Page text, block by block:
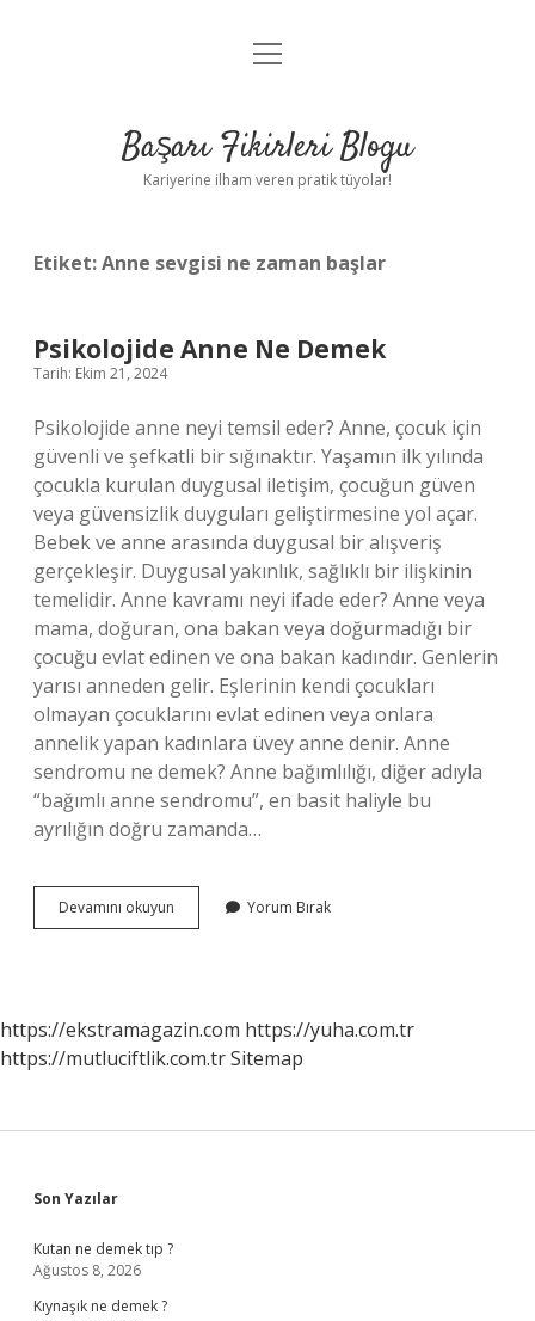
Anasayfa
Yasal Uyarı
menüyü
Başarı Fikirleri Blogu
Kariyerine ilham veren pratik tüyolar!
Etiket:Anne sevgisi ne zaman başlar
Psikolojide Anne Ne Demek
Tarih: Ekim 21, 2024
Psikolojide anne neyi temsil eder? Anne, çocuk için
güvenli ve şefkatli bir sığınaktır. Yaşamın ilk yılında
çocukla kurulan duygusal iletişim, çocuğun güven
veya güvensizlik duyguları geliştirmesine yol açar.
Bebek ve anne arasında duygusal bir alışveriş
gerçekleşir. Duygusal yakınlık, sağlıklı bir ilişkinin
temelidir. Anne kavramı neyi ifade eder? Anne veya
mama, doğuran, ona bakan veya doğurmadığı bir
çocuğu evlat edinen ve ona bakan kadındır. Genlerin
yarısı anneden gelir. Eşlerinin kendi çocukları
olmayan çocuklarını evlat edinen veya onlara
annelik yapan kadınlara üvey anne denir. Anne
sendromu ne demek? Anne bağımlılığı, diğer adıyla
“bağımlı anne sendromu”, en basit haliyle bu
ayrılığın doğru zamanda…
Devamını okuyun Psikolojide
Anne
Yorum Bırak
https://ekstramagazin.com https://yuha.com.tr
https://mutluciftlik.com.trSitemap
Sidebar
Son Yazılar
Kutan ne demek tıp ?
Ağustos 8, 2026
Kıynaşık ne demek ?